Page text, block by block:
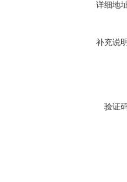
详细地
补充说
验证